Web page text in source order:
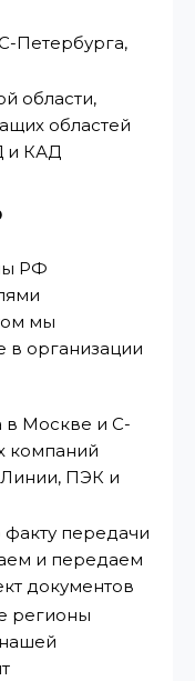
Петербурга,
области,
областей
и КАД
РФ
мы
в организации
в Москве и С-
компаний
ПЭК и
передачи
и передаем
документов
регионы